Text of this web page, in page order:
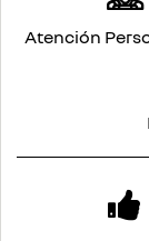
Atención